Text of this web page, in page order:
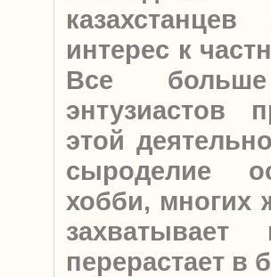
интерес к
Все
энтузиастов
этой
сыроделие
хобби, многих
захватывает
перерастает в